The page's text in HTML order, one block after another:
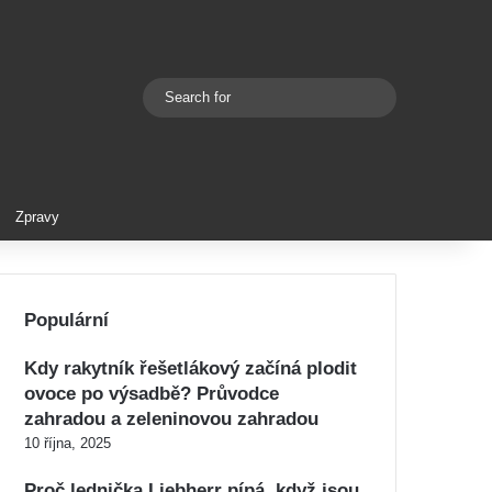
Switch skin
Zpravy
Populární
Kdy rakytník řešetlákový začíná plodit
ovoce po výsadbě? Průvodce
zahradou a zeleninovou zahradou
10 října, 2025